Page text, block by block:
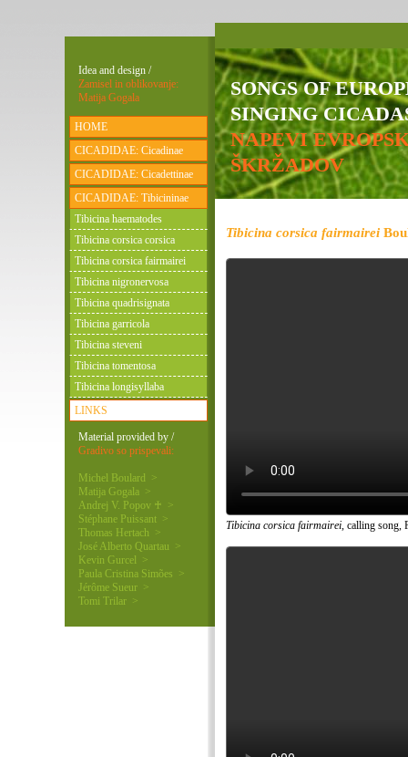
SONGS OF
SINGING
NAPEVI
ŠKRŽADOV
Tibicina corsica fairmairei
Tibicina corsica fairmairei, calling song,
Idea and design /
Zamisel in oblikovanje:
Matija Gogala
HOME
CICADIDAE: Cicadinae
CICADIDAE: Cicadettinae
CICADIDAE: Tibicininae
Tibicina haematodes
Tibicina corsica corsica
Tibicina corsica fairmairei
Tibicina nigronervosa
Tibicina quadrisignata
Tibicina garricola
Tibicina steveni
Tibicina tomentosa
Tibicina longisyllaba
LINKS
Material provided by /
Gradivo so prispevali:
Michel Boulard >
Matija Gogala >
Andrej V. Popov ♰ >
Stéphane Puissant >
Thomas Hertach >
José Alberto Quartau >
Kevin Gurcel >
Paula Cristina Simões >
Jérôme Sueur >
Tomi Trilar >